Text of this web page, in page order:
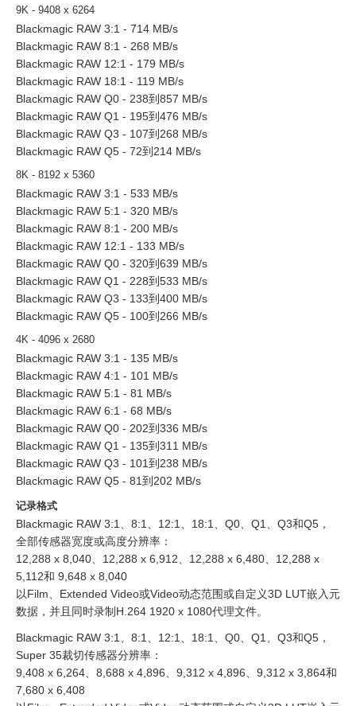
9K - 9408 x 6264
Blackmagic RAW 3:1 - 714 MB/s
Blackmagic RAW 8:1 - 268 MB/s
Blackmagic RAW 12:1 - 179 MB/s
Blackmagic RAW 18:1 - 119 MB/s
Blackmagic RAW Q0 - 238到857 MB/s
Blackmagic RAW Q1 - 195到476 MB/s
Blackmagic RAW Q3 - 107到268 MB/s
Blackmagic RAW Q5 - 72到214 MB/s
8K - 8192 x 5360
Blackmagic RAW 3:1 - 533 MB/s
Blackmagic RAW 5:1 - 320 MB/s
Blackmagic RAW 8:1 - 200 MB/s
Blackmagic RAW 12:1 - 133 MB/s
Blackmagic RAW Q0 - 320到639 MB/s
Blackmagic RAW Q1 - 228到533 MB/s
Blackmagic RAW Q3 - 133到400 MB/s
Blackmagic RAW Q5 - 100到266 MB/s
4K - 4096 x 2680
Blackmagic RAW 3:1 - 135 MB/s
Blackmagic RAW 4:1 - 101 MB/s
Blackmagic RAW 5:1 - 81 MB/s
Blackmagic RAW 6:1 - 68 MB/s
Blackmagic RAW Q0 - 202到336 MB/s
Blackmagic RAW Q1 - 135到311 MB/s
Blackmagic RAW Q3 - 101到238 MB/s
Blackmagic RAW Q5 - 81到202 MB/s
记录格式
Blackmagic RAW 3:1、8:1、12:1、18:1、Q0、Q1、Q3和Q5，
全部传感器宽度或高度分辨率：
12,288 x 8,040、12,288 x 6,912、12,288 x 6,480、12,288 x
5,112和 9,648 x 8,040
以Film、Extended Video或Video动态范围或自定义3D LUT嵌入元
数据，并且同时录制H.264 1920 x 1080代理文件。
Blackmagic RAW 3:1、8:1、12:1、18:1、Q0、Q1、Q3和Q5，
Super 35裁切传感器分辨率：
9,408 x 6,264、8,688 x 4,896、9,312 x 4,896、9,312 x 3,864和
7,680 x 6,408